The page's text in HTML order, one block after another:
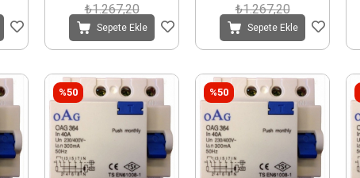
₺1.267,20
Sepete Ekle
₺1.267,20
Sepete Ekle
%50 %50